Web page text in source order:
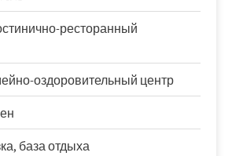
ресторанный
оздоровительный центр
база отдыха